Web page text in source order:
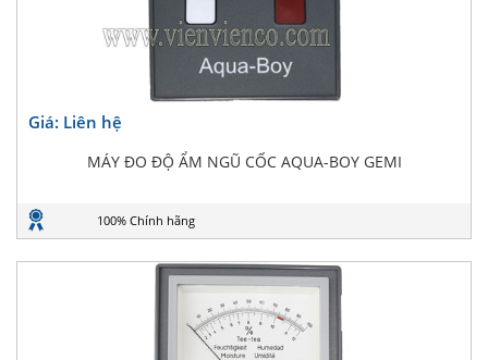
Giá: Liên hệ
MÁY ĐO ĐỘ ẨM NGŨ CỐC AQUA-BOY GEMI
100% Chính hãng